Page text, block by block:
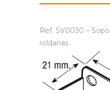
Ref. SV0030 –
roldanas